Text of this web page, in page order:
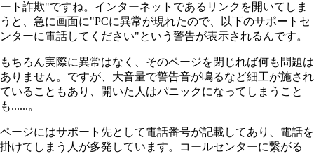
ート詐欺"ですね。インターネットであるリンクを開いてしま
うと、急に画面に"PCに異常が現れたので、以下のサポートセ
ンターに電話してください"という警告が表示されるんです。
もちろん実際に異常はなく、そのページを閉じれば何も問題は
ありません。ですが、大音量で警告音が鳴るなど細工が施され
ていることもあり、開いた人はパニックになってしまうこと
も......。
ページにはサポート先として電話番号が記載してあり、電話を
掛けてしまう人が多発しています。コールセンターに繋がる